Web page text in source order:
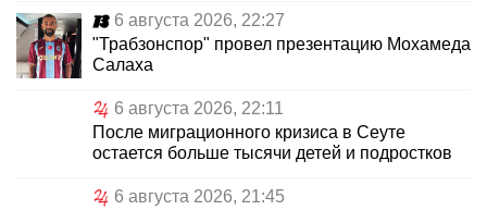
6 августа 2026, 22:27
"Трабзонспор" провел презентацию Мохамеда
Салаха
6 августа 2026, 22:11
После миграционного кризиса в Сеуте
остается больше тысячи детей и подростков
6 августа 2026, 21:45